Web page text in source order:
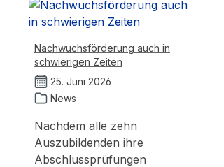
Nachwuchsförderung auch in
schwierigen Zeiten
25. Juni 2026
News
Nachdem alle zehn
Auszubildenden ihre
Abschlussprüfungen